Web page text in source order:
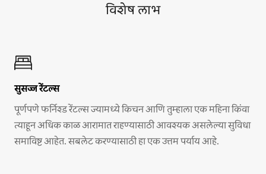
विशेष लाभ
सुसज्ज रेंटल्स
पूर्णपणे फर्निश्ड रेंटल्स ज्यामध्ये किचन आणि तुम्हाला एक महिना किंवा
त्याहून अधिक काळ आरामात राहण्यासाठी आवश्यक असलेल्या सुविधा
समाविष्ट आहेत. सबलेट करण्यासाठी हा एक उत्तम पर्याय आहे.